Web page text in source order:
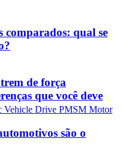
comparados: qual se
de força
que você deve
são o